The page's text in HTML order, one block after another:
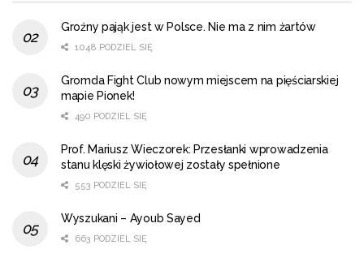
Groźny pająk jest w Polsce. Nie ma z nim żartów
1048 PODZIEL SIĘ
Gromda Fight Club nowym miejscem na pięściarskiej
mapie Pionek!
490 PODZIEL SIĘ
Prof. Mariusz Wieczorek: Przesłanki wprowadzenia
stanu klęski żywiołowej zostały spełnione
553 PODZIEL SIĘ
Wyszukani – Ayoub Sayed
663 PODZIEL SIĘ